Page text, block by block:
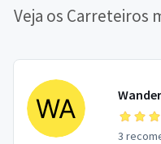
Veja os Carreteiros
3